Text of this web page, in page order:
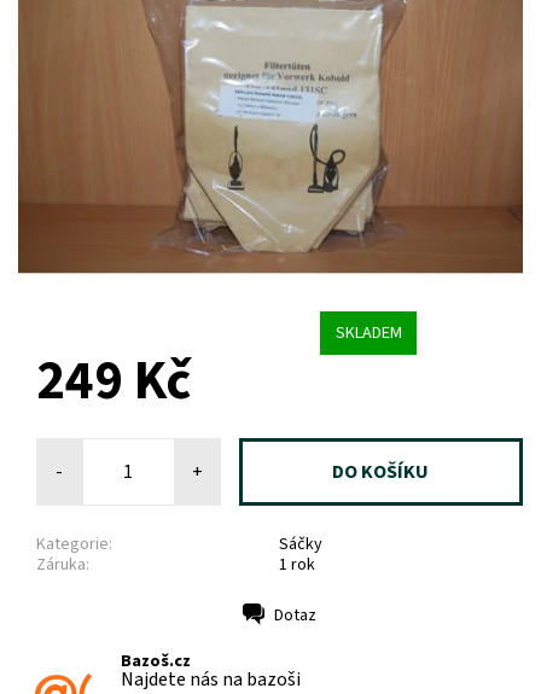
SKLADEM
249 Kč
- +
Kategorie:
Sáčky
Záruka:
1 rok
Dotaz
Bazoš.cz
Najdete nás na bazoši